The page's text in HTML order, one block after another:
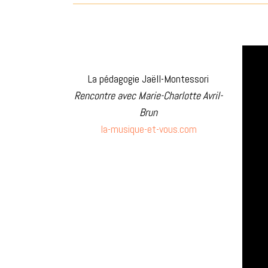
La pédagogie Jaëll-Montessori
Rencontre avec Marie-Charlotte Avril-
Brun
la-musique-et-vous.com